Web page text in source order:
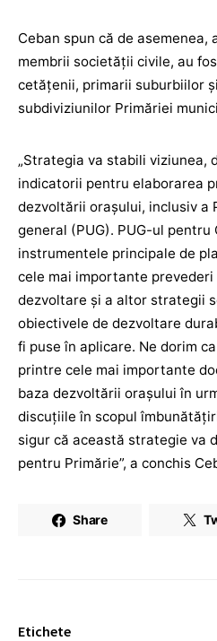
Ceban spun că de asemenea,
membrii societății civile, au
cetățenii, primarii suburbiilor
subdiviziunilor Primăriei
„Strategia va stabili viziunea,
indicatorii pentru elaborarea
dezvoltării orașului, inclusiv a
general (PUG). PUG-ul
instrumentele principale de
cele mai importante
dezvoltare și a altor strategii
obiectivele de dezvoltare
fi puse în aplicare. Ne dorim
printre cele mai importante
baza dezvoltării orașului în
discuțiile în scopul
sigur că această strategie va
pentru Primărie”, a conchis
Share
Etichete